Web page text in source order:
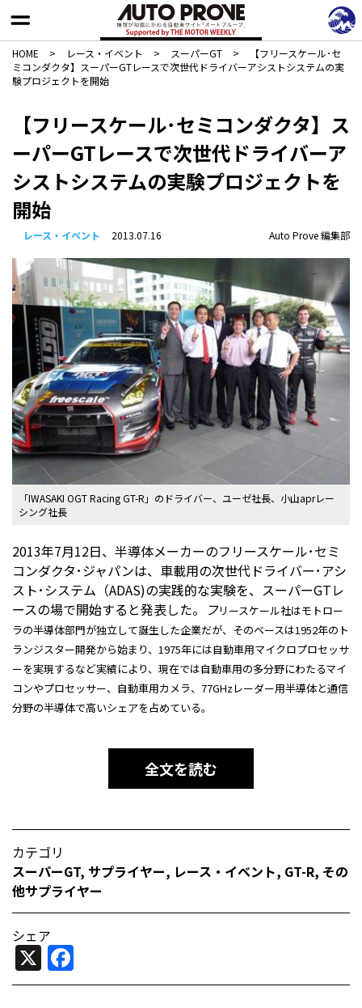
HOME > レース・イベント > スーパーGT >
【フリースケール･セ
ミコンダクタ】スーパーGTレースで次世代ドライバーアシストシステムの実
験プロジェクトを開始
【フリースケール･セミコンダクタ】ス
ーパーGTレースで次世代ドライバーア
シストシステムの実験プロジェクトを
開始
レース・イベント 2013.07.16 Auto Prove 編集部
「IWASAKI OGT Racing GT-R」のドライバー、ユーゼ社長、小山aprレー
シング社長
2013年7月12日、半導体メーカーのフリースケール･セミ
コンダクタ･ジャパンは、車載用の次世代ドライバー･アシ
スト･システム（ADAS)の実践的な実験を、スーパーGTレ
ースの場で開始すると発表した。 フリースケール社はモトロー
ラの半導体部門が独立して誕生した企業だが、そのベースは1952年のト
ランジスター開発から始まり、1975年には自動車用マイクロプロセッサ
ーを実現するなど実績により、現在では自動車用の多分野にわたるマイ
コンやプロセッサー、自動車用カメラ、77GHzレーダー用半導体と通信
分野の半導体で高いシェアを占めている。
全文を読む
カテゴリ
スーパーGT, サプライヤー, レース・イベント, GT-R, その
他サプライヤー
シェア
X